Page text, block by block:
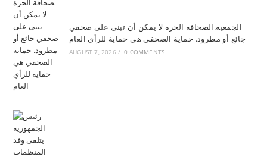
الجمعية.الصحافة الحرة لا يمكن أن تبنى على صحفي
AUGUST 7, 2026 / 0 COMMENTS